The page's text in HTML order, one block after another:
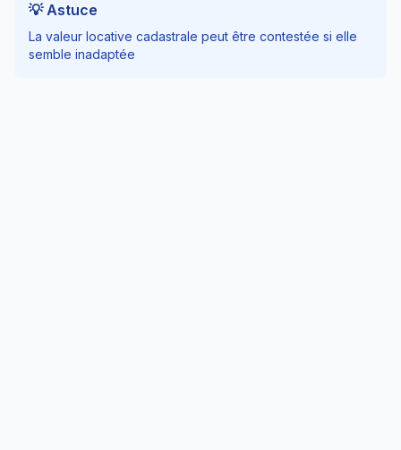
💡 Astuce
La valeur locative cadastrale peut être contestée si elle
semble inadaptée